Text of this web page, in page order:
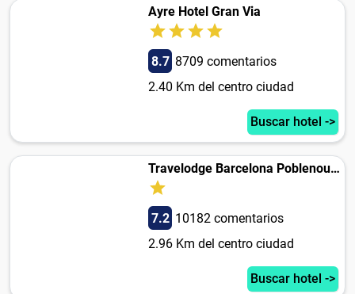
Ayre Hotel Gran Via
8.7 8709 comentarios
2.40 Km del centro ciudad
Buscar hotel ->
Travelodge Barcelona Poblenou Hotel
7.2 10182 comentarios
2.96 Km del centro ciudad
Buscar hotel ->